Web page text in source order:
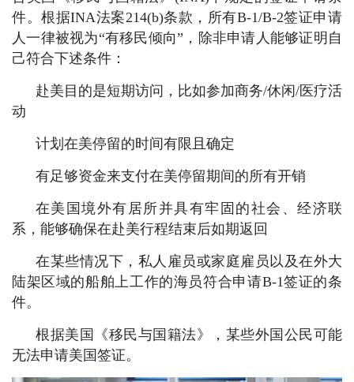
件。根据INA法案214(b)条款，所有B-1/B-2签证申请
人一律被视为“有移民倾向”，除非申请人能够证明自
己符合下述条件：
赴美目的是短期访问，比如参加商务/休闲/医疗活
动
计划在美停留的时间有限且确定
有足够资金来支付在美停留期间的所有开销
在美国境外有居所并具有牢固的社会、经济联
系，能够确保在赴美行程结束后如期返回
在某些情况下，私人雇员或家庭雇员以及在外大
陆架区域的船舶上工作的海员符合申请B-1签证的条
件。
根据美国《移民与国籍法》，某些外国公民可能
无法申请美国签证。